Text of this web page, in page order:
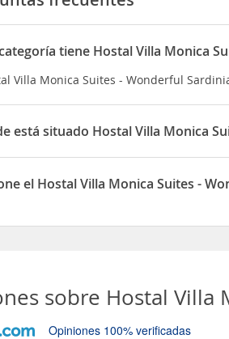
tiene Hostal Villa Monica
Villa Monica Suites - Wonderful
está situado Hostal Villa Monica
Villa Monica Suites - Wonderful
el Hostal Villa Monica Suites -
sobre Hostal Villa
Opiniones 100% verificadas